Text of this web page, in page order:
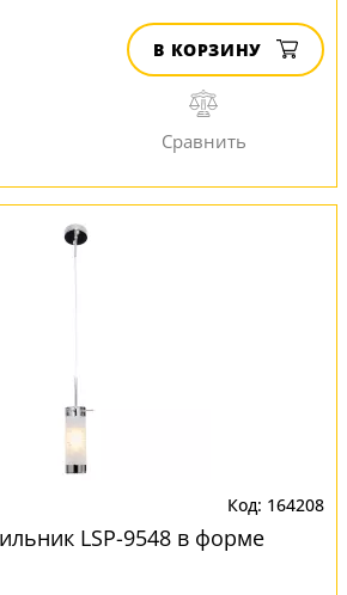
В КОРЗИНУ
164208
LSP-9548 в форме